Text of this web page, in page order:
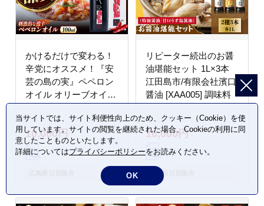
かけるだけで変わる！
辛党にオススメ！『安
芸の島の実』ペペロン
オイル オリーブオイル
油 江田島市/リベラグル
ープ株式会社 [XAJ006]
オリーブオイル
10,000円
リピーター続出のお醤
油堪能セット 1L×3本
江田島市/有限会社濱口
醤油 [XAA005] 調味料
10,000円
広島県 江田島市
当サイトでは、サイト利便性向上のため、クッキー（Cookie）を使
用しています。サイトの閲覧を継続された場合、Cookieの利用に同
意したことものといたします。
詳細についてはプライバシーポリシーをお読みください。
OK